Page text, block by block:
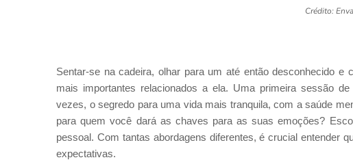
Crédito:
Sentar-se na cadeira, olhar para um até então desconhecido
mais importantes relacionados a ela. Uma primeira sessão
vezes, o segredo para uma vida mais tranquila, com a saúde
para quem você dará as chaves para as suas emoções?
pessoal. Com tantas abordagens diferentes, é crucial entender
expectativas.